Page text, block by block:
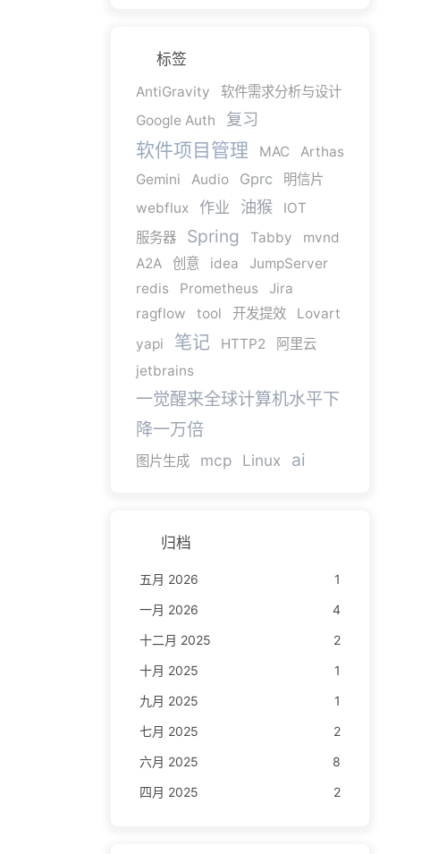
标签
AntiGravity
软件需求分析与设计
Google Auth
复习
软件项目管理 MAC
Arthas
Gemini
Audio Gprc
明信片
webflux
作业 油猴
IOT
服务器
Spring Tabby
mvnd
A2A
创意 idea
JumpServer
redis
Prometheus
Jira
ragflow
tool 开发提效
Lovart
yapi
笔记 HTTP2
阿里云
jetbrains
一觉醒来全球计算机水平下
降一万倍
图片生成 mcp Linux ai
归档
五月 2026
1
一月 2026
4
十二月 2025
2
十月 2025
1
九月 2025
1
七月 2025
2
六月 2025
8
四月 2025
2